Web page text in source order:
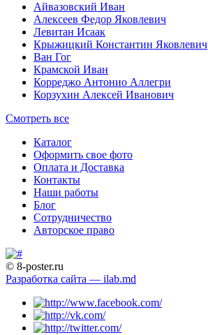
Айвазовский Иван
Алексеев Федор Яковлевич
Левитан Исаак
Крыжицкий Константин Яковлевич
Ван Гог
Крамской Иван
Корреджо Антонио Аллегри
Корзухин Алексей Иванович
Смотреть все
Каталог
Оформить свое фото
Оплата и Доставка
Контакты
Наши работы
Блог
Сотрудничество
Авторское право
© 8-poster.ru
Разработка сайта — ilab.md